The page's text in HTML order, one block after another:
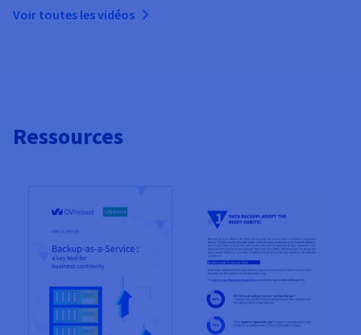
Voir toutes les vidéos
Ressources